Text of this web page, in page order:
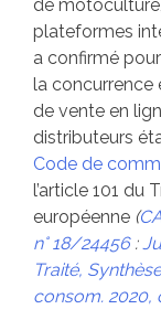
de
plateformes
a confirmé
la concurrence
de vente en
distributeurs
Code de
l’article 101 du
européenne (
n° 18/24456:
Traité,
consom. 2020,